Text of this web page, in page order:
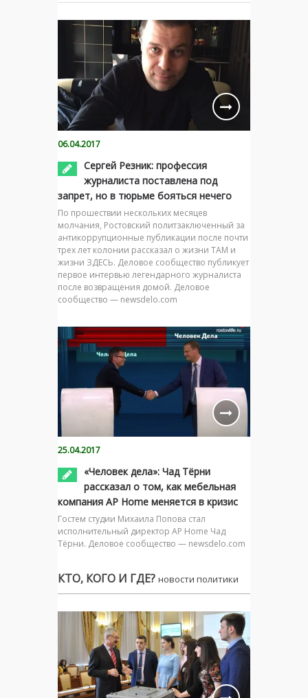
06.04.2017
Сергей Резник: профессия
журналиста поставлена под
запрет, но в тюрьме бояться нечего
По прошествии нескольких месяцев
молчания, Ростовский политзаключенный за
антикоррупционные публикации после почти
трех лет колонии рассказал о жизни ТАМ и
жизни ЗДЕСЬ. Деловое сообщество публикует
первое интервью легендарного журналиста
после возвращения домой. Деловое
сообщество — newsdelo.com
25.04.2017
«Человек дела»: Чад Тёрни
рассказал о том, как мебельная
компания AP Home меняется в кризис
Гостем студии Михаила Попова стал
исполнительный директор AP Home Чад
Тёрни. Деловое сообщество — newsdelo.com
КТО, КОГО И ГДЕ? новости политики